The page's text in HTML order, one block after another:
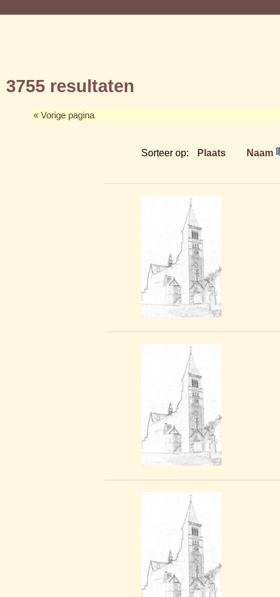
3755 resultaten
« Vorige pagina
Sorteer op: Plaats Naam